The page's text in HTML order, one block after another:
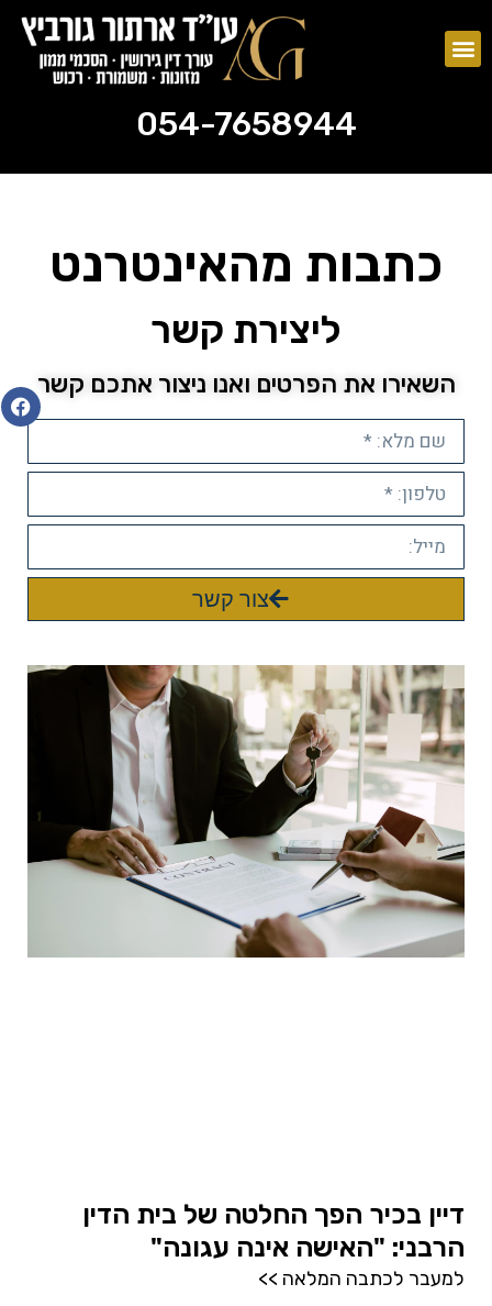
054-7658944
כתבות מהאינטרנט
ליצירת קשר
השאירו את הפרטים ואנו ניצור אתכם קשר
צור קשר
דיין בכיר הפך החלטה של בית הדין
הרבני: "האישה אינה עגונה"
למעבר לכתבה המלאה >>